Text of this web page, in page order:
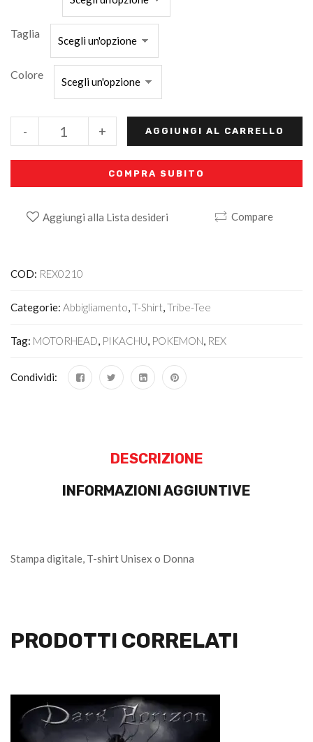
Taglia
Colore
+
- AGGIUNGI AL CARRELLO
COMPRA SUBITO
Aggiungi alla Lista desideri Compare
COD: REX0210
Categorie: Abbigliamento,T-Shirt,Tribe-Tee
Tag: MOTORHEAD, PIKACHU, POKEMON, REX
Condividi:
DESCRIZIONE
INFORMAZIONI AGGIUNTIVE
Stampa digitale, T-shirt Unisex o Donna
PRODOTTI CORRELATI